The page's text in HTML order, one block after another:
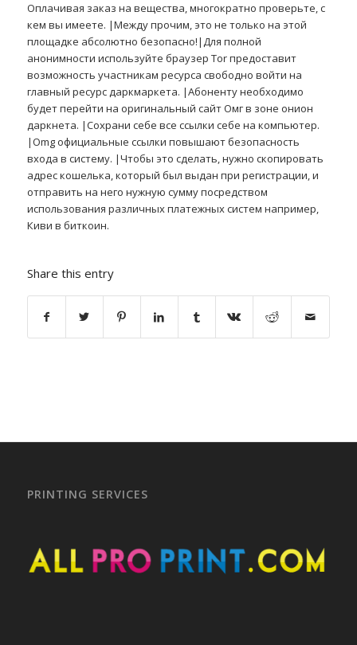
Оплачивая заказ на вещества, многократно проверьте, с
кем вы имеете. |Между прочим, это не только на этой
площадке абсолютно безопасно!|Для полной
анонимности используйте браузер Tor предоставит
возможность участникам ресурса свободно войти на
главный ресурс даркмаркета. |Абоненту необходимо
будет перейти на оригинальный сайт Омг в зоне онион
даркнета. |Сохрани себе все ссылки себе на компьютер.
|Omg официальные ссылки повышают безопасность
входа в систему. |Чтобы это сделать, нужно скопировать
адрес кошелька, который был выдан при регистрации, и
отправить на него нужную сумму посредством
использования различных платежных систем например,
Киви в биткоин.
Share this entry
PRINTING SERVICES